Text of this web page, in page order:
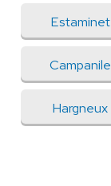
Estaminet
Campanile
Hargneux